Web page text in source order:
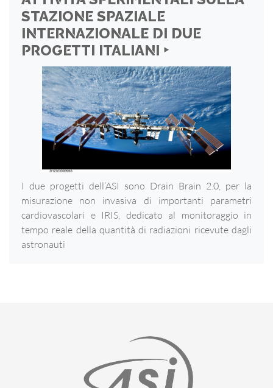
STAZIONE SPAZIALE
INTERNAZIONALE DI DUE
PROGETTI ITALIANI ‣
I due progetti dell’ASI sono Drain Brain 2.0, per la
misurazione non invasiva di importanti parametri
cardiovascolari e IRIS, dedicato al monitoraggio in
tempo reale della quantità di radiazioni ricevute dagli
astronauti